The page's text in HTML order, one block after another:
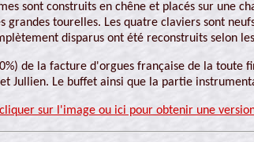
sont construits en chêne et placés sur une
grandes tourelles. Les quatre claviers sont
disparus ont été reconstruits selon
de la facture d'orgues française de la
Jullien. Le buffet ainsi que la partie
[cliquer sur l'image ou ici pour obtenir une